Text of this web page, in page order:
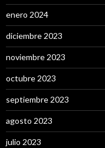
enero 2024
diciembre 2023
noviembre 2023
octubre 2023
septiembre 2023
agosto 2023
julio 2023